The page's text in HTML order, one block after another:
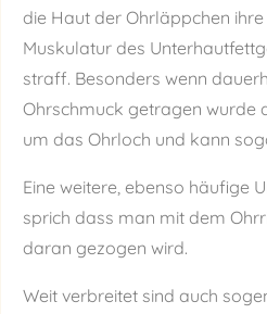
die Haut der Ohrläppchen
Muskulatur des
straff. Besonders wenn
Ohrschmuck getragen wurde
um das Ohrloch und kann
Eine weitere, ebenso häufige
sprich dass man mit dem
daran gezogen wird.
Weit verbreitet sind auch